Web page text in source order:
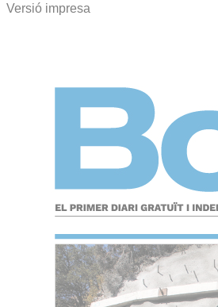
Versió impresa